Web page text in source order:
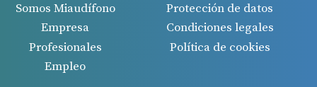
Somos Miaudífono
Empresa
Profesionales
Empleo
Protección de datos
Condiciones legales
Política de cookies